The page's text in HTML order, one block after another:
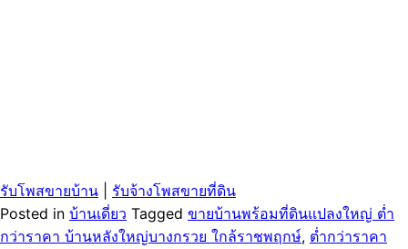
รับโพสขายบ้าน
รับจ้างโพสขายที่ดิน
Posted in บ้านเดี่ยว Tagged ขายบ้านพร้อมที่ดินแปลงใหญ่ ต่ำ
กว่าราคา บ้านหลังใหญ่บางกรวย ใกล้ราชพฤกษ์, ต่ำกว่าราคา